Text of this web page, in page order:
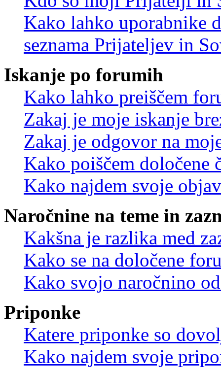
Kako lahko uporabnike
seznama Prijateljev in
Iskanje po forumih
Kako lahko preiščem
Zakaj je moje iskanje
Zakaj je odgovor na
Kako poiščem določene
Kako najdem svoje
Naročnine na teme in
Kakšna je razlika med
Kako se na določene
Kako svojo naročnino
Priponke
Katere priponke so
Kako najdem svoje